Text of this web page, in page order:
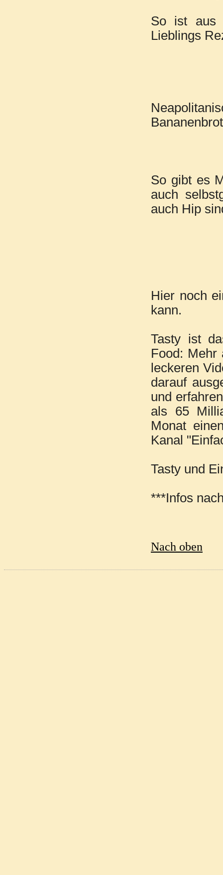
So ist aus
Lieblings
So gibt es
auch
auch Hip
Hier noch
kann.
Tasty ist
Food: Mehr
leckeren
darauf
und
als 65
Monat
Kanal
Tasty und
***Infos
Nach oben